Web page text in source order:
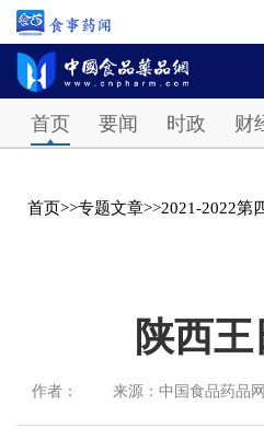
首页 要闻 时政 财
首页>>专题文章>>2021-2022第
陕西
作者： 来源：中国食品药品网